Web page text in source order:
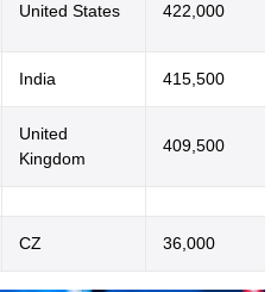
United States 422,000
India 415,500
United
Kingdom
409,500
CZ 36,000